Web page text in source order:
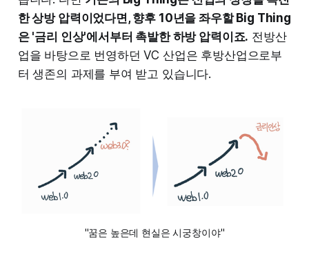
한 상방 압력이었다면, 향후 10년을 좌우할 Big Thing
은 '금리 인상'에서부터 촉발한 하방 압력이죠. 전방산
업을 바탕으로 번영하던 VC 산업은 후방산업으로부
터 생존의 과제를 부여 받고 있습니다.
"꿈은 높은데 현실은 시궁창이야"